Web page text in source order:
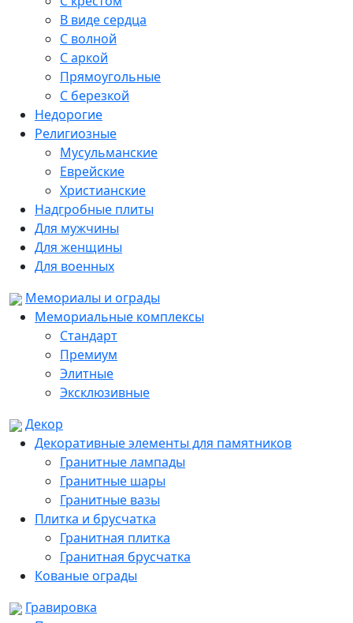
В виде сердца
С волной
С аркой
Прямоугольные
С березкой
Недорогие
Религиозные
Мусульманские
Еврейские
Христианские
Надгробные плиты
Для мужчины
Для женщины
Для военных
Мемориалы и ограды
Мемориальные комплексы
Стандарт
Премиум
Элитные
Эксклюзивные
Декор
Декоративные элементы для памятников
Гранитные лампады
Гранитные шары
Гранитные вазы
Плитка и брусчатка
Гранитная плитка
Гранитная брусчатка
Кованые ограды
Гравировка